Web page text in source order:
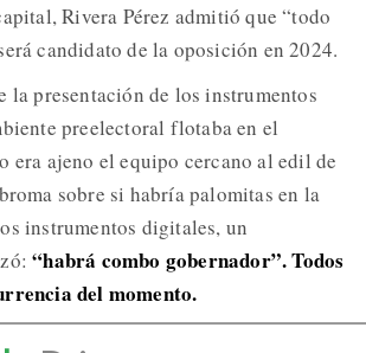
Rivera Pérez admitió que “todo
candidato de la oposición en 2024.
la presentación de los instrumentos
preelectoral flotaba en el
era ajeno el equipo cercano al edil de
sobre si habría palomitas en la
instrumentos digitales, un
“habrá combo gobernador”. Todos
del momento.